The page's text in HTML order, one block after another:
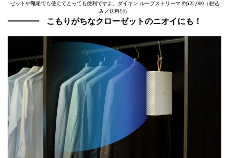
ゼットや靴箱でも使えてとっても便利ですよ。ダイキン ループストリーマ 約¥22,000（税込
み／送料別）
こもりがちなクローゼットのニオイにも！